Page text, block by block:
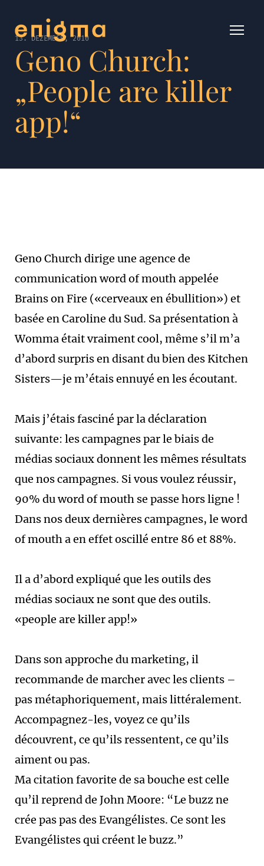
13. DEZEMBER, 2010
Geno Church:
„People are killer
app!“
Geno Church dirige une agence de
communication word of mouth appelée
Brains on Fire («cerveaux en ébullition») et
basée en Caroline du Sud. Sa présentation à
Womma était vraiment cool, même s’il m’a
d’abord surpris en disant du bien des Kitchen
Sisters—je m’étais ennuyé en les écoutant.
Mais j’étais fasciné par la déclaration
suivante: les campagnes par le biais de
médias sociaux donnent les mêmes résultats
que nos campagnes. Si vous voulez réussir,
90% du word of mouth se passe hors ligne !
Dans nos deux dernières campagnes, le word
of mouth a en effet oscillé entre 86 et 88%.
Il a d’abord expliqué que les outils des
médias sociaux ne sont que des outils.
«people are killer app!»
Dans son approche du marketing, il
recommande de marcher avec les clients –
pas métaphoriquement, mais littéralement.
Accompagnez-les, voyez ce qu’ils
découvrent, ce qu’ils ressentent, ce qu’ils
aiment ou pas.
Ma citation favorite de sa bouche est celle
qu’il reprend de John Moore: “Le buzz ne
crée pas pas des Evangélistes. Ce sont les
Evangélistes qui créent le buzz.”